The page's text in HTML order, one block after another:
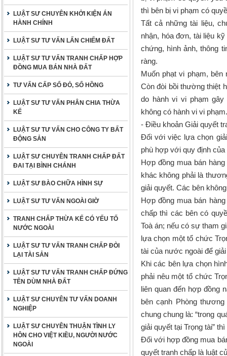
LUẬT SƯ CHUYÊN KHỞI KIỆN ÁN
HÀNH CHÍNH
LUẬT SƯ TƯ VẤN LẤN CHIẾM ĐẤT
LUẬT SƯ TƯ VẤN TRANH CHẤP HỢP
ĐỒNG MUA BÁN NHÀ ĐẤT
TƯ VẤN CẤP SỔ ĐỎ, SỔ HỒNG
LUẬT SƯ TƯ VẤN PHÂN CHIA THỪA
KẾ
LUẬT SƯ TƯ VẤN CHO CÔNG TY BẤT
ĐỘNG SẢN
LUẬT SƯ CHUYÊN TRANH CHẤP ĐẤT
ĐAI TẠI BÌNH CHÁNH
LUẬT SƯ BÀO CHỮA HÌNH SỰ
LUẬT SƯ TƯ VẤN NGOÀI GIỜ
TRANH CHẤP THỪA KẾ CÓ YẾU TỐ
NƯỚC NGOÀI
LUẬT SƯ TƯ VẤN TRANH CHẤP ĐÒI
LẠI TÀI SẢN
LUẬT SƯ TƯ VẤN TRANH CHẤP ĐỨNG
TÊN DÙM NHÀ ĐẤT
LUẬT SƯ CHUYÊN TƯ VẤN DOANH
NGHIỆP
LUẬT SƯ CHUYÊN THUẬN TÌNH LY
HÔN CHO VIỆT KIỀU, NGƯỜI NƯỚC
NGOÀI
thì bên bị vi phạm có
Tất cả những tài liệu,
nhận, hóa đơn, tài liệu
chứng, hình ảnh, thông
ràng.
Muốn phạt vi phạm,
Còn đòi bồi thường thiệt
do hành vi vi phạm
không có hành vi vi phạm.
- Điều khoản Giải quyết
Đối với việc lựa chọn
phù hợp với quy định của
Hợp đồng mua bán
khác không phải là
giải quyết. Các bên
Hợp đồng mua bán
chấp thì các bên có
Toà án; nếu có sự tham
lựa chọn một tổ chức
tài của nước ngoài để
Khi các bên lựa chọn
phải nêu một tổ chức
liên quan đến hợp đồng
bên cạnh Phòng
chung chung là: “trong
giải quyết tại Trọng tài”
Đối với hợp đồng mua
quyết tranh chấp là luật